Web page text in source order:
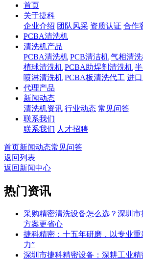
首页
关于捷科
企业介绍 团队风采 资质认证 合作
PCBA清洗机
清洗机产品
PCBA清洗机 PCB清洁机 气相清
植球清洗机 PCBA助焊剂清洗机
喷淋清洗机 PCBA板清洗代工 进
代理产品
新闻动态
清洗机资讯 行业动态 常见问答
联系我们
联系我们 人才招聘
首页新闻动态常见问答
返回列表
返回新闻中心
热门资讯
采购精密清洗设备怎么选？深圳
方案更省心
捷科精密：十五年研磨，以专业
力”
深圳市捷科精密设备：深耕工业精